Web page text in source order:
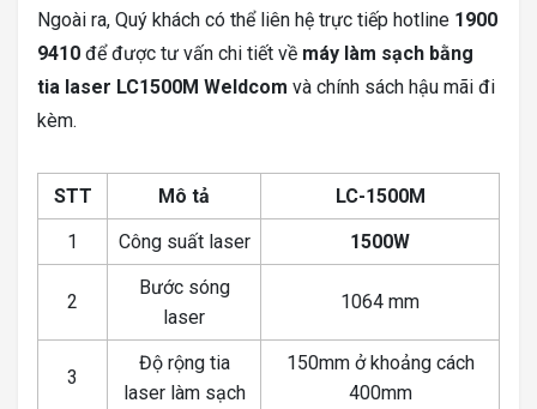
Ngoài ra, Quý khách có thể liên hệ trực tiếp hotline 1900
9410 để được tư vấn chi tiết về máy làm sạch bằng
tia laser LC1500M Weldcom và chính sách hậu mãi đi
kèm.
STT Mô tả
LC-1500M
1
Công suất laser 1500W
2
Bước sóng
laser
1064 mm
3
Độ rộng tia
laser làm sạch
150mm ở khoảng cách
400mm